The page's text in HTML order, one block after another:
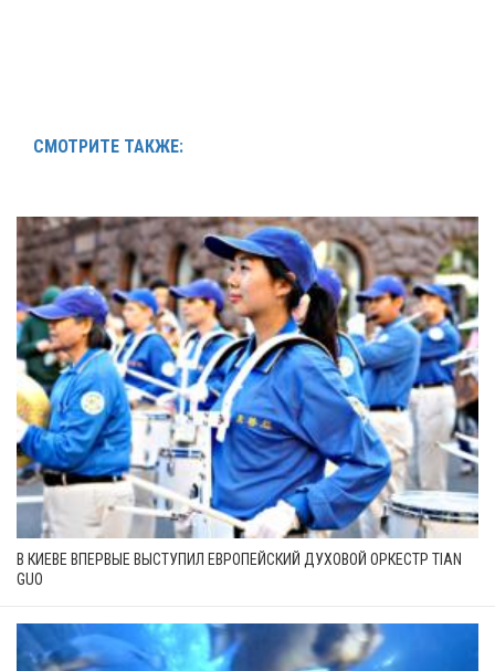
СМОТРИТЕ ТАКЖЕ:
В КИЕВЕ ВПЕРВЫЕ ВЫСТУПИЛ ЕВРОПЕЙСКИЙ ДУХОВОЙ ОРКЕСТР TIAN
GUO